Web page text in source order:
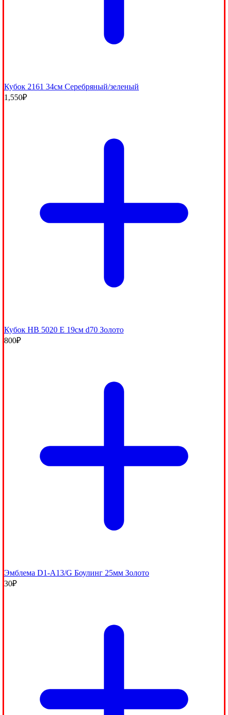
Кубок 2161 34см Серебряный/зеленый
1,550₽
Кубок HB 5020 E 19см d70 Золото
800₽
Эмблема D1-A13/G Боулинг 25мм Золото
30₽